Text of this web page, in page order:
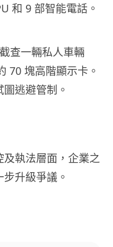
和 9 部智能電話。
查一輛私人車輛
70 塊高階顯示卡。
逃避管制。
執法層面，企業之
升級爭議。